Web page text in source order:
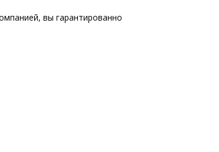
вы гарантированно